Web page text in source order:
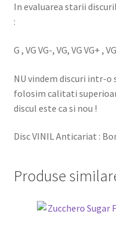
In evaluarea starii
:
G , VG VG-, VG, VG VG+ ,
NU vindem discuri intr-o
folosim calitati
discul este ca si nou !
Disc VINIL Anticariat :
Produse